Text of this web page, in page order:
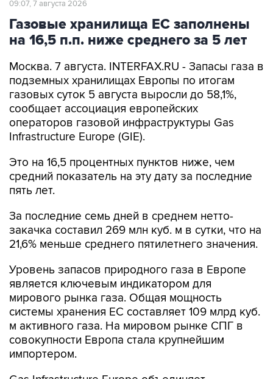
09:07, 7 августа 2026
Газовые хранилища ЕС заполнены
на 16,5 п.п. ниже среднего за 5 лет
Москва. 7 августа. INTERFAX.RU - Запасы газа в
подземных хранилищах Европы по итогам
газовых суток 5 августа выросли до 58,1%,
сообщает ассоциация европейских
операторов газовой инфраструктуры Gas
Infrastructure Europe (GIE).
Это на 16,5 процентных пунктов ниже, чем
средний показатель на эту дату за последние
пять лет.
За последние семь дней в среднем нетто-
закачка составил 269 млн куб. м в сутки, что на
21,6% меньше среднего пятилетнего значения.
Уровень запасов природного газа в Европе
является ключевым индикатором для
мирового рынка газа. Общая мощность
системы хранения ЕС составляет 109 млрд куб.
м активного газа. На мировом рынке СПГ в
совокупности Европа стала крупнейшим
импортером.